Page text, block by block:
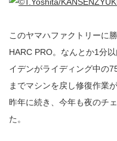
このヤマハファクトリーに
HARC PRO。なんとか1分
イデンがライディング中の
までマシンを戻し修復作業
昨年に続き、今年も夜のチ
た。